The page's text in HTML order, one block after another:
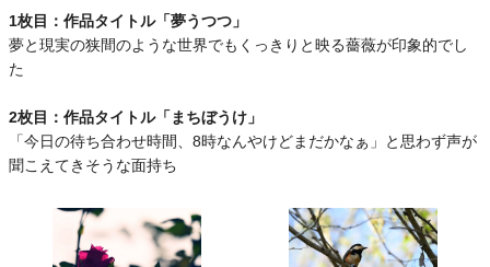
1枚目：作品タイトル「夢うつつ」
夢と現実の狭間のような世界でもくっきりと映る薔薇が印象的でし
た
2枚目：作品タイトル「まちぼうけ」
「今日の待ち合わせ時間、8時なんやけどまだかなぁ」と思わず声が
聞こえてきそうな面持ち